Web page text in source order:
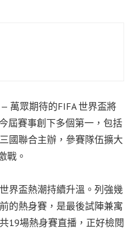
萬眾期待的FIFA 世界盃將
屆賽事創下多個第一，包括
國聯合主辦，參賽隊伍擴大
戰。
界盃熱潮持續升溫。列強幾
的熱身賽，是最後試陣兼寓
19場熱身賽直播，正好檢閱